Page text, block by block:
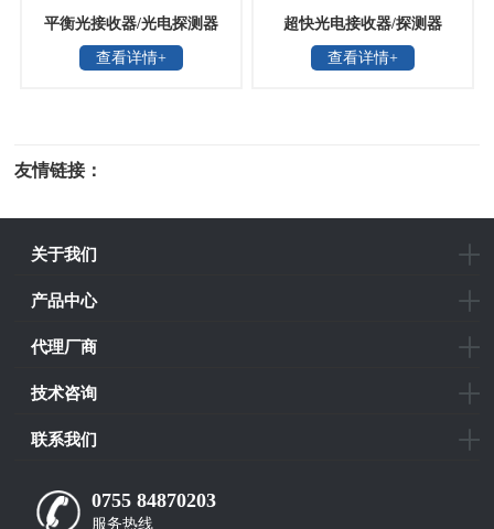
平衡光接收器/光电探测器
HBPR系列
查看详情+
超快光电接收器/探测器
_Femto
查看详情+
友情链接：
关于我们
产品中心
代理厂商
技术咨询
联系我们
0755 84870203
服务热线